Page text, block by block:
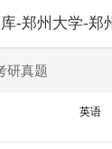
-郑州大学-郑
研真题
英语